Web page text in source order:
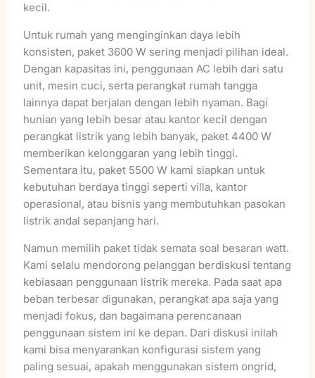
kecil.
Untuk rumah yang menginginkan daya lebih
konsisten, paket 3600 W sering menjadi pilihan ideal.
Dengan kapasitas ini, penggunaan AC lebih dari satu
unit, mesin cuci, serta perangkat rumah tangga
lainnya dapat berjalan dengan lebih nyaman. Bagi
hunian yang lebih besar atau kantor kecil dengan
perangkat listrik yang lebih banyak, paket 4400 W
memberikan kelonggaran yang lebih tinggi.
Sementara itu, paket 5500 W kami siapkan untuk
kebutuhan berdaya tinggi seperti villa, kantor
operasional, atau bisnis yang membutuhkan pasokan
listrik andal sepanjang hari.
Namun memilih paket tidak semata soal besaran watt.
Kami selalu mendorong pelanggan berdiskusi tentang
kebiasaan penggunaan listrik mereka. Pada saat apa
beban terbesar digunakan, perangkat apa saja yang
menjadi fokus, dan bagaimana perencanaan
penggunaan sistem ini ke depan. Dari diskusi inilah
kami bisa menyarankan konfigurasi sistem yang
paling sesuai, apakah menggunakan sistem ongrid,